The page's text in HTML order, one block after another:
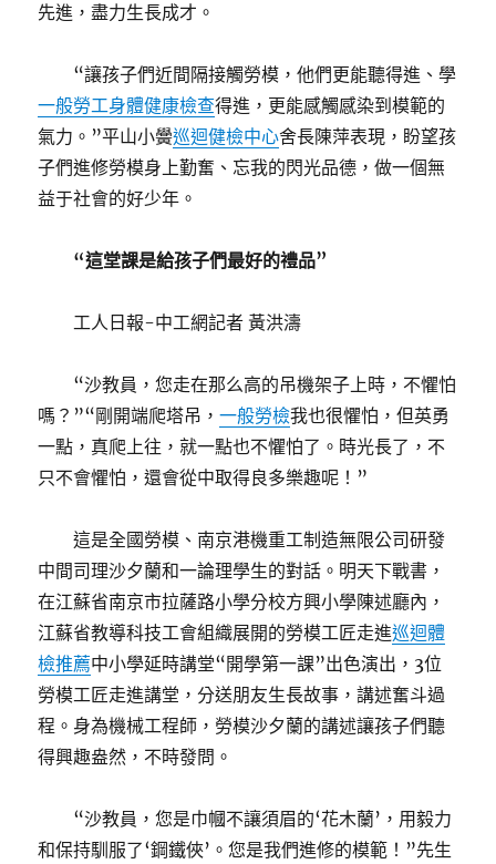
先進，盡力生長成才。
“讓孩子們近間隔接觸勞模，他們更能聽得進、學
一般勞工身體健康檢查得進，更能感觸感染到模範的
氣力。”平山小黌巡迴健檢中心舍長陳萍表現，盼望孩
子們進修勞模身上勤奮、忘我的閃光品德，做一個無
益于社會的好少年。
“這堂課是給孩子們最好的禮品”
工人日報-中工網記者 黃洪濤
“沙教員，您走在那么高的吊機架子上時，不懼怕
嗎？”“剛開端爬塔吊，一般勞檢我也很懼怕，但英勇
一點，真爬上往，就一點也不懼怕了。時光長了，不
只不會懼怕，還會從中取得良多樂趣呢！”
這是全國勞模、南京港機重工制造無限公司研發
中間司理沙夕蘭和一論理學生的對話。明天下戰書，
在江蘇省南京市拉薩路小學分校方興小學陳述廳內，
江蘇省教導科技工會組織展開的勞模工匠走進巡迴體
檢推薦中小學延時講堂“開學第一課”出色演出，3位
勞模工匠走進講堂，分送朋友生長故事，講述奮斗過
程。身為機械工程師，勞模沙夕蘭的講述讓孩子們聽
得興趣盎然，不時發問。
“沙教員，您是巾幗不讓須眉的‘花木蘭’，用毅力
和保持馴服了‘鋼鐵俠’。您是我們進修的模範！”先生